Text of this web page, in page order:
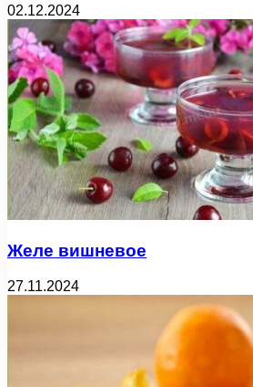
02.12.2024
Желе вишневое
27.11.2024